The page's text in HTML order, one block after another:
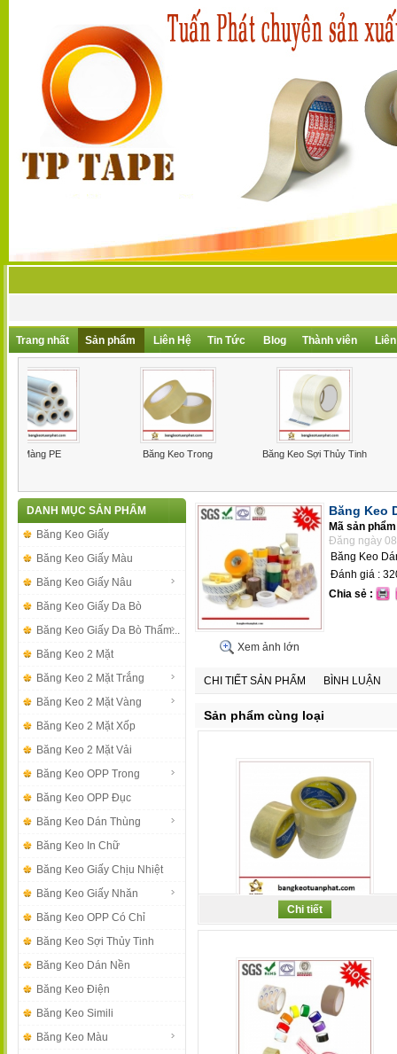
Trang nhất Sản phẩm Liên Hệ Tin Tức Blog Thành viên
Băng Keo Giấy Băng Keo Vải Màu Xanh Lá Băng Keo
DANH MỤC SẢN PHẨM
Băng Keo Giấy
Băng Keo Giấy Màu
Băng Keo Giấy Nâu
Băng Keo Giấy Da Bò
Băng Keo Giấy Da Bò Thấm...
Băng Keo 2 Mặt
Băng Keo 2 Mặt Trắng
Băng Keo 2 Mặt Vàng
Băng Keo 2 Mặt Xốp
Băng Keo 2 Mặt Vải
Băng Keo OPP Trong
Băng Keo OPP Đục
Băng Keo Dán Thùng
Băng Keo In Chữ
Băng Keo Giấy Chịu Nhiệt
Băng Keo Giấy Nhăn
Băng Keo OPP Có Chỉ
Băng Keo Sợi Thủy Tinh
Băng Keo Dán Nền
Băng Keo Điện
Băng Keo Simili
Băng Keo Màu
Xem ảnh lớn
Băng Keo
Mã sản
Đăng ngày
Băng Keo
Đánh giá :
Chia sẻ :
CHI TIẾT SẢN PHẨM BÌNH LUẬN
Sản phẩm cùng loại
Băng Keo Trong Dán Thùng...
Chi tiết